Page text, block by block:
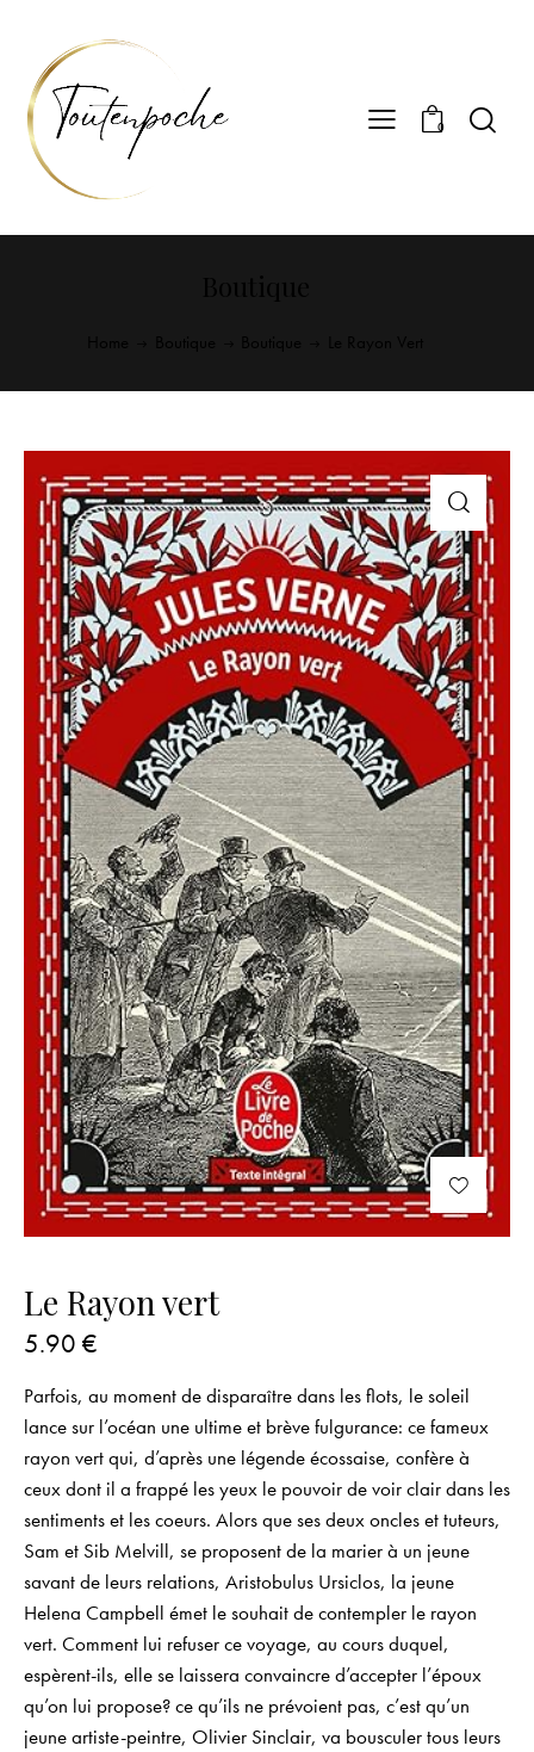
0
Le Rayon vert
5.90 €
Parfois, au moment de disparaître dans les flots, le soleil
lance sur l’océan une ultime et brève fulgurance: ce fameux
rayon vert qui, d’après une légende écossaise, confère à
ceux dont il a frappé les yeux le pouvoir de voir clair dans les
sentiments et les coeurs. Alors que ses deux oncles et tuteurs,
Sam et Sib Melvill, se proposent de la marier à un jeune
savant de leurs relations, Aristobulus Ursiclos, la jeune
Helena Campbell émet le souhait de contempler le rayon
vert. Comment lui refuser ce voyage, au cours duquel,
espèrent-ils, elle se laissera convaincre d’accepter l’époux
qu’on lui propose? ce qu’ils ne prévoient pas, c’est qu’un
jeune artiste-peintre, Olivier Sinclair, va bousculer tous leurs